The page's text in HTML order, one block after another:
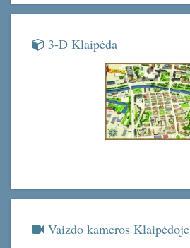
3-D Klaipėda
Vaizdo kameros Klaipėdoje